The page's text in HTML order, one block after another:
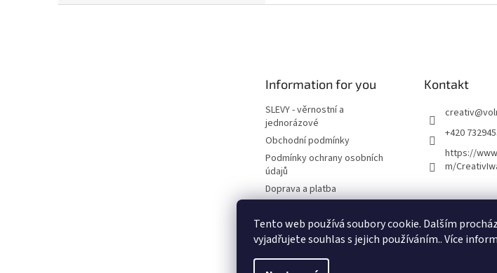
Tento web používá soubory cookie. Dalším
vyjadřujete souhlas s jejich používáním.. Více
Information for you
SLEVY - věrnostní a
jednorázové
Obchodní podmínky
Podmínky ochrany osobních
údajů
Doprava a platba
Napište nám
Kontakt
creativ@
+420
https://
m/